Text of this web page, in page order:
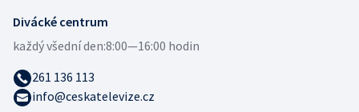
Divácké centrum
každý všední den:8:00—16:00 hodin
261 136 113
info@ceskatelevize.cz